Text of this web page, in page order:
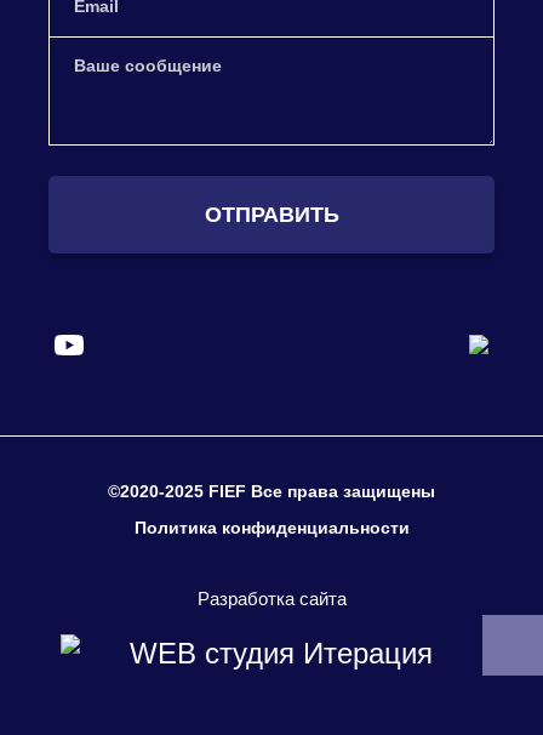
ОТПРАВИТЬ
©2020-2025 FIEF Все права защищены
Политика конфиденциальности
Разработка сайта